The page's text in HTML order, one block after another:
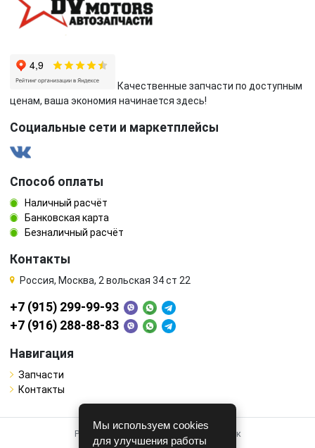
Качественные запчасти по доступным
ценам, ваша экономия начинается здесь!
Социальные сети и маркетплейсы
Способ оплаты
Наличный расчёт
Банковская карта
Безналичный расчёт
Контакты
Россия, Москва, 2 вольская 34 ст 22
+7 (915) 299-99-93
+7 (916) 288-88-83
Навигация
Запчасти
Контакты
Работает на системе для авторазборок
Мы используем cookies
для улучшения работы